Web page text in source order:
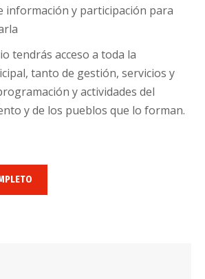
información y participación para
tendrás acceso a toda la
tanto de gestión, servicios y
y actividades del
y de los pueblos que lo forman.